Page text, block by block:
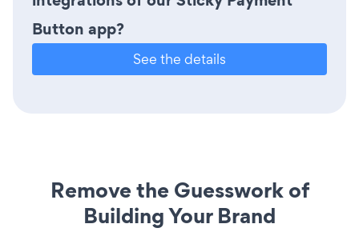
Button app?
See the details
Remove the Guesswork of
Building Your Brand